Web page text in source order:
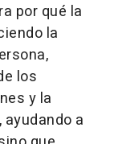
por qué la
la
los
y la
a